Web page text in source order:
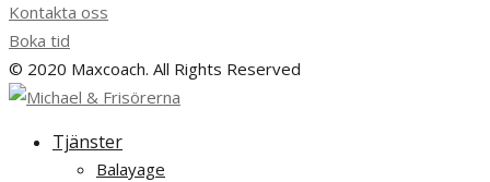
Kontakta oss
Boka tid
© 2020 Maxcoach. All Rights Reserved
Tjänster
Balayage